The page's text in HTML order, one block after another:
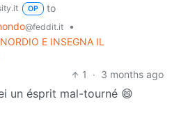
OP
to
@feddit.it
•
E INSEGNA IL
1
· 3 months ago
un ésprit mal-tourné 😄